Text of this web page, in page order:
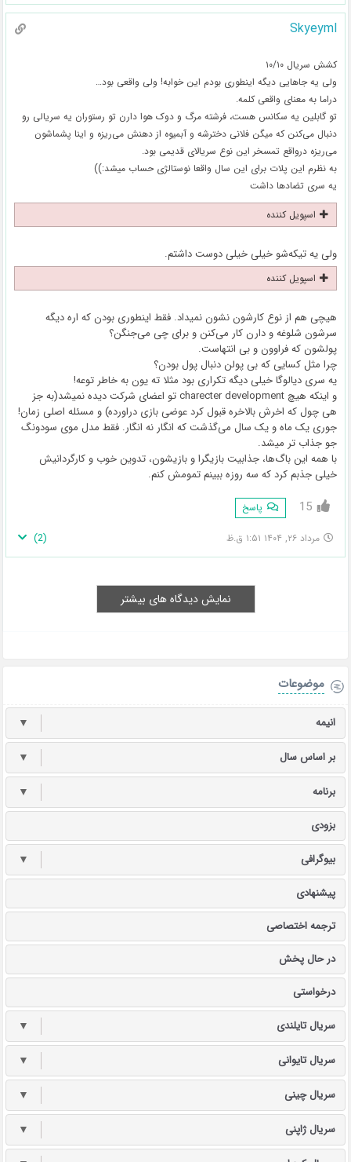
Skyeyml
کشش سریال ۱۰/۱۰
ولی یه جاهایی دیگه اینطوری بودم این خوابه! ولی واقعی بود…
دراما به معنای واقعی کلمه.
تو گابلین یه سکانس هست، فرشته مرگ و دوک هوا دارن تو رستوران یه سریالی رو
دنبال می‌کنن که میگن فلانی دخترشه و آبمیوه از دهنش می‌ریزه و اینا پشماشون
می‌ریزه درواقع تمسخر این نوع سریالای قدیمی بود.
به نظرم این پلات برای این سال واقعا نوستالژی حساب میشد:))
یه سری تضادها داشت
اسپویل کننده
ولی یه تیکه‌شو خیلی خیلی دوست داشتم.
اسپویل کننده
هیچی هم از نوع کارشون نشون نمیداد. فقط اینطوری بودن که اره دیگه
سرشون شلوغه و دارن کار می‌کنن و برای چی می‌جنگن؟
پولشون که فراوون و بی انتهاست.
چرا مثل کسایی که بی پولن دنبال پول بودن؟
یه سری دیالوگا خیلی دیگه تکراری بود مثلا ته یون به خاطر توعه!
و اینکه هیچ charecter development تو اعضای شرکت دیده نمیشد(به جز
هی چول که اخرش بالاخره قبول کرد عوضی بازی دراورده) و مسئله اصلی زمان!
جوری یک ماه و یک سال می‌گذشت که انگار نه انگار. فقط مدل موی سودونگ
جو جذاب تر میشد.
با همه این باگ‌ها، جذابیت بازیگرا و بازیشون، تدوین خوب و کارگردانیش
خیلی جذبم کرد که سه روزه ببینم تمومش کنم.
15 پاسخ
مرداد ۲۶, ۱۴۰۴ ۱:۵۱ ق.ظ (
2
)
نمایش دیدگاه های بیشتر
موضوعات
انیمه ▼
بر اساس سال ▼
برنامه ▼
بزودی
بیوگرافی ▼
پیشنهادی
ترجمه اختصاصی
در حال پخش
درخواستی
سریال تایلندی ▼
سریال تایوانی ▼
سریال چینی ▼
سریال ژاپنی ▼